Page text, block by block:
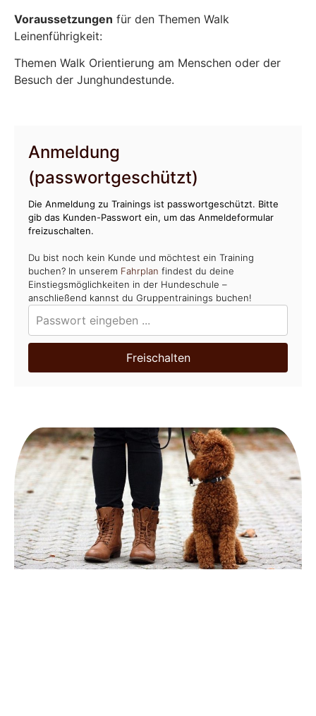
Voraussetzungen für den Themen Walk
Leinenführigkeit:
Themen Walk Orientierung am Menschen oder der
Besuch der Junghundestunde.
Anmeldung
(passwortgeschützt)
Die Anmeldung zu Trainings ist passwortgeschützt. Bitte
gib das Kunden-Passwort ein, um das Anmeldeformular
freizuschalten.
Du bist noch kein Kunde und möchtest ein Training
buchen? In unserem Fahrplan findest du deine
Einstiegsmöglichkeiten in der Hundeschule –
anschließend kannst du Gruppentrainings buchen!
Freischalten